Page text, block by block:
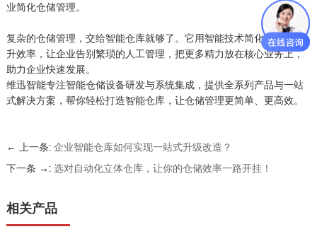
业简化仓储管理。
复杂的仓储管理，交给智能仓库就够了。它用智能技术简化流程、提
升效率，让企业告别繁琐的人工管理，把更多精力放在核心业务上，
助力企业快速发展。
维迅智能专注智能仓储设备研发与系统集成，提供全系列产品与一站
式解决方案，帮你轻松打造智能仓库，让仓储管理更简单、更高效。
← 上一条: 企业智能仓库如何实现一站式升级改造？
下一条 →: 选对自动化立体仓库，让你的仓储效率一路开挂！
相关产品